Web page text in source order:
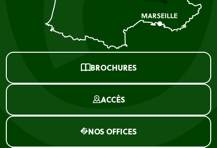
BROCHURES
ACCÈS
NOS OFFICES